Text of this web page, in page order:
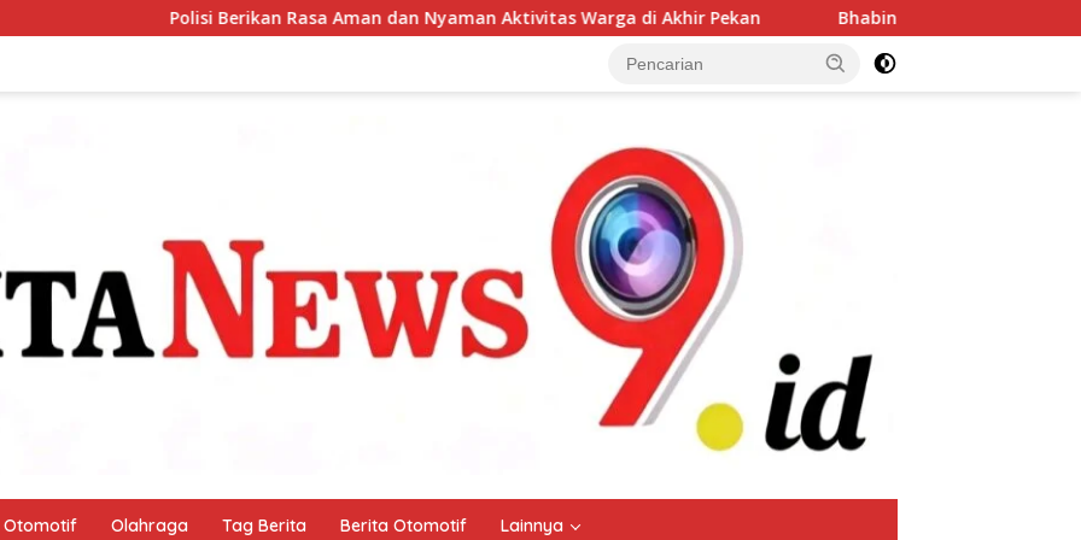
Berikan Rasa Aman dan Nyaman Aktivitas Warga di Akhir Pekan Bhabinkamtibmas Blarang Rutin Monitoring
Otomotif Olahraga Tag Berita Berita Otomotif Lainnya